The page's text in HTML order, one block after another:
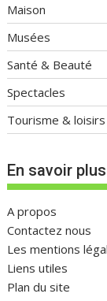
Maison
Musées
Santé & Beauté
Spectacles
Tourisme & loisirs
En savoir plus
A propos
Contactez nous
Les mentions
Liens utiles
Plan du site